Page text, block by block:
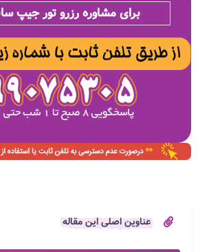
برای مشاوره رزرو تور جیپ
عناوین اصلی این مقاله